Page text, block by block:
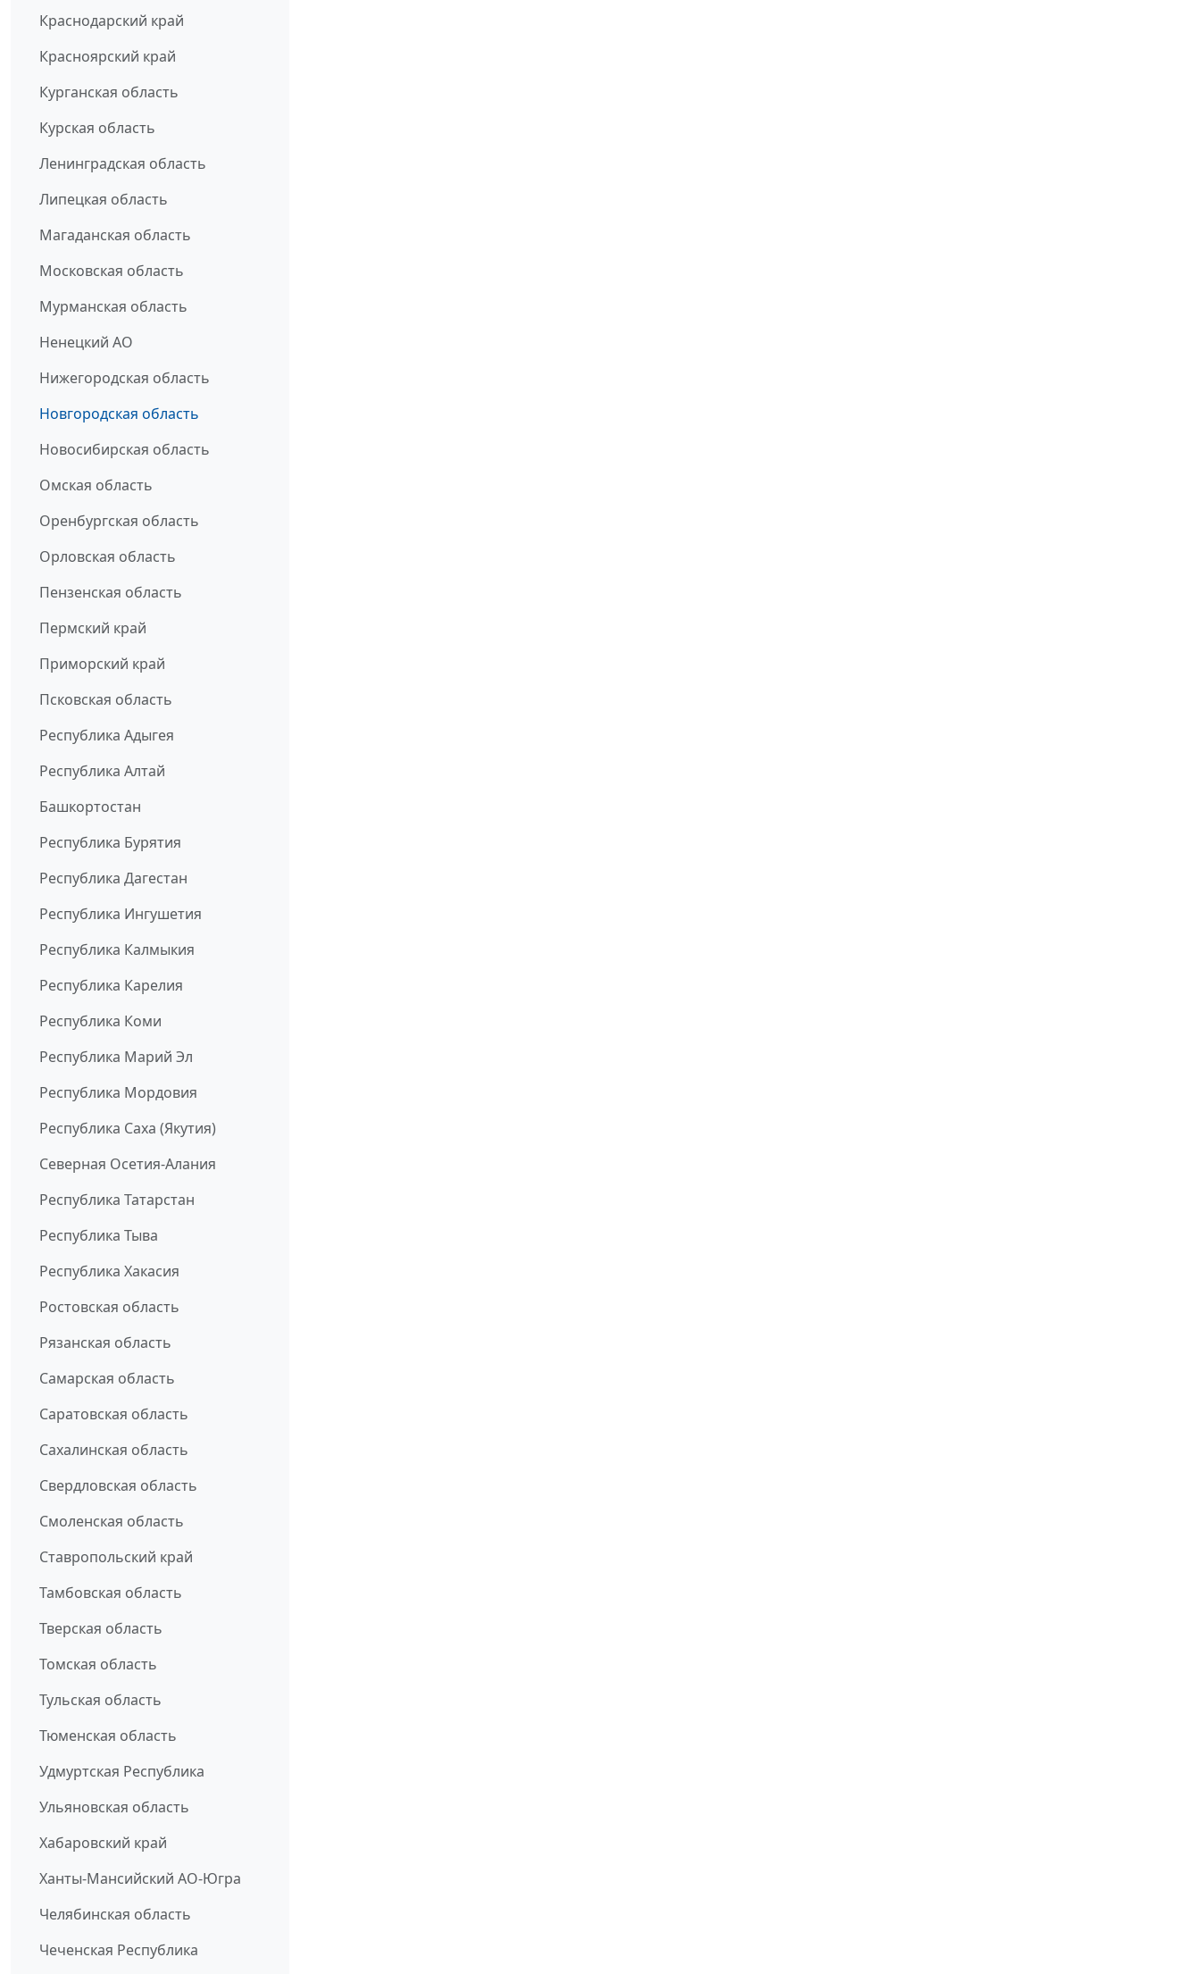
Краснодарский край
Красноярский край
Курганская область
Курская область
Ленинградская область
Липецкая область
Магаданская область
Московская область
Мурманская область
Ненецкий АО
Нижегородская область
Новгородская область
Новосибирская область
Омская область
Оренбургская область
Орловская область
Пензенская область
Пермский край
Приморский край
Псковская область
Республика Адыгея
Республика Алтай
Башкортостан
Республика Бурятия
Республика Дагестан
Республика Ингушетия
Республика Калмыкия
Республика Карелия
Республика Коми
Республика Марий Эл
Республика Мордовия
Республика Саха (Якутия)
Северная Осетия-Алания
Республика Татарстан
Республика Тыва
Республика Хакасия
Ростовская область
Рязанская область
Самарская область
Саратовская область
Сахалинская область
Свердловская область
Смоленская область
Ставропольский край
Тамбовская область
Тверская область
Томская область
Тульская область
Тюменская область
Удмуртская Республика
Ульяновская область
Хабаровский край
Ханты-Мансийский АО-Югра
Челябинская область
Чеченская Республика